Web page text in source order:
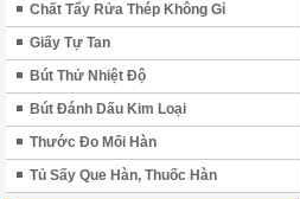
Chất Tẩy Rửa Thép Không Gỉ
Giấy Tự Tan
Bút Thử Nhiệt Độ
Bút Đánh Dấu Kim Loại
Thước Đo Mối Hàn
Tủ Sấy Que Hàn, Thuốc Hàn